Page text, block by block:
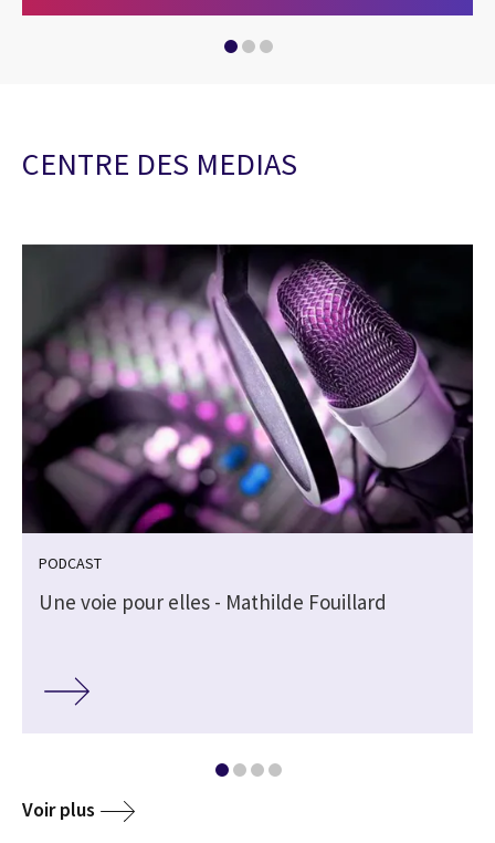
CENTRE DES MEDIAS
PODCAST
Une voie pour elles - Mathilde Fouillard
Voir plus